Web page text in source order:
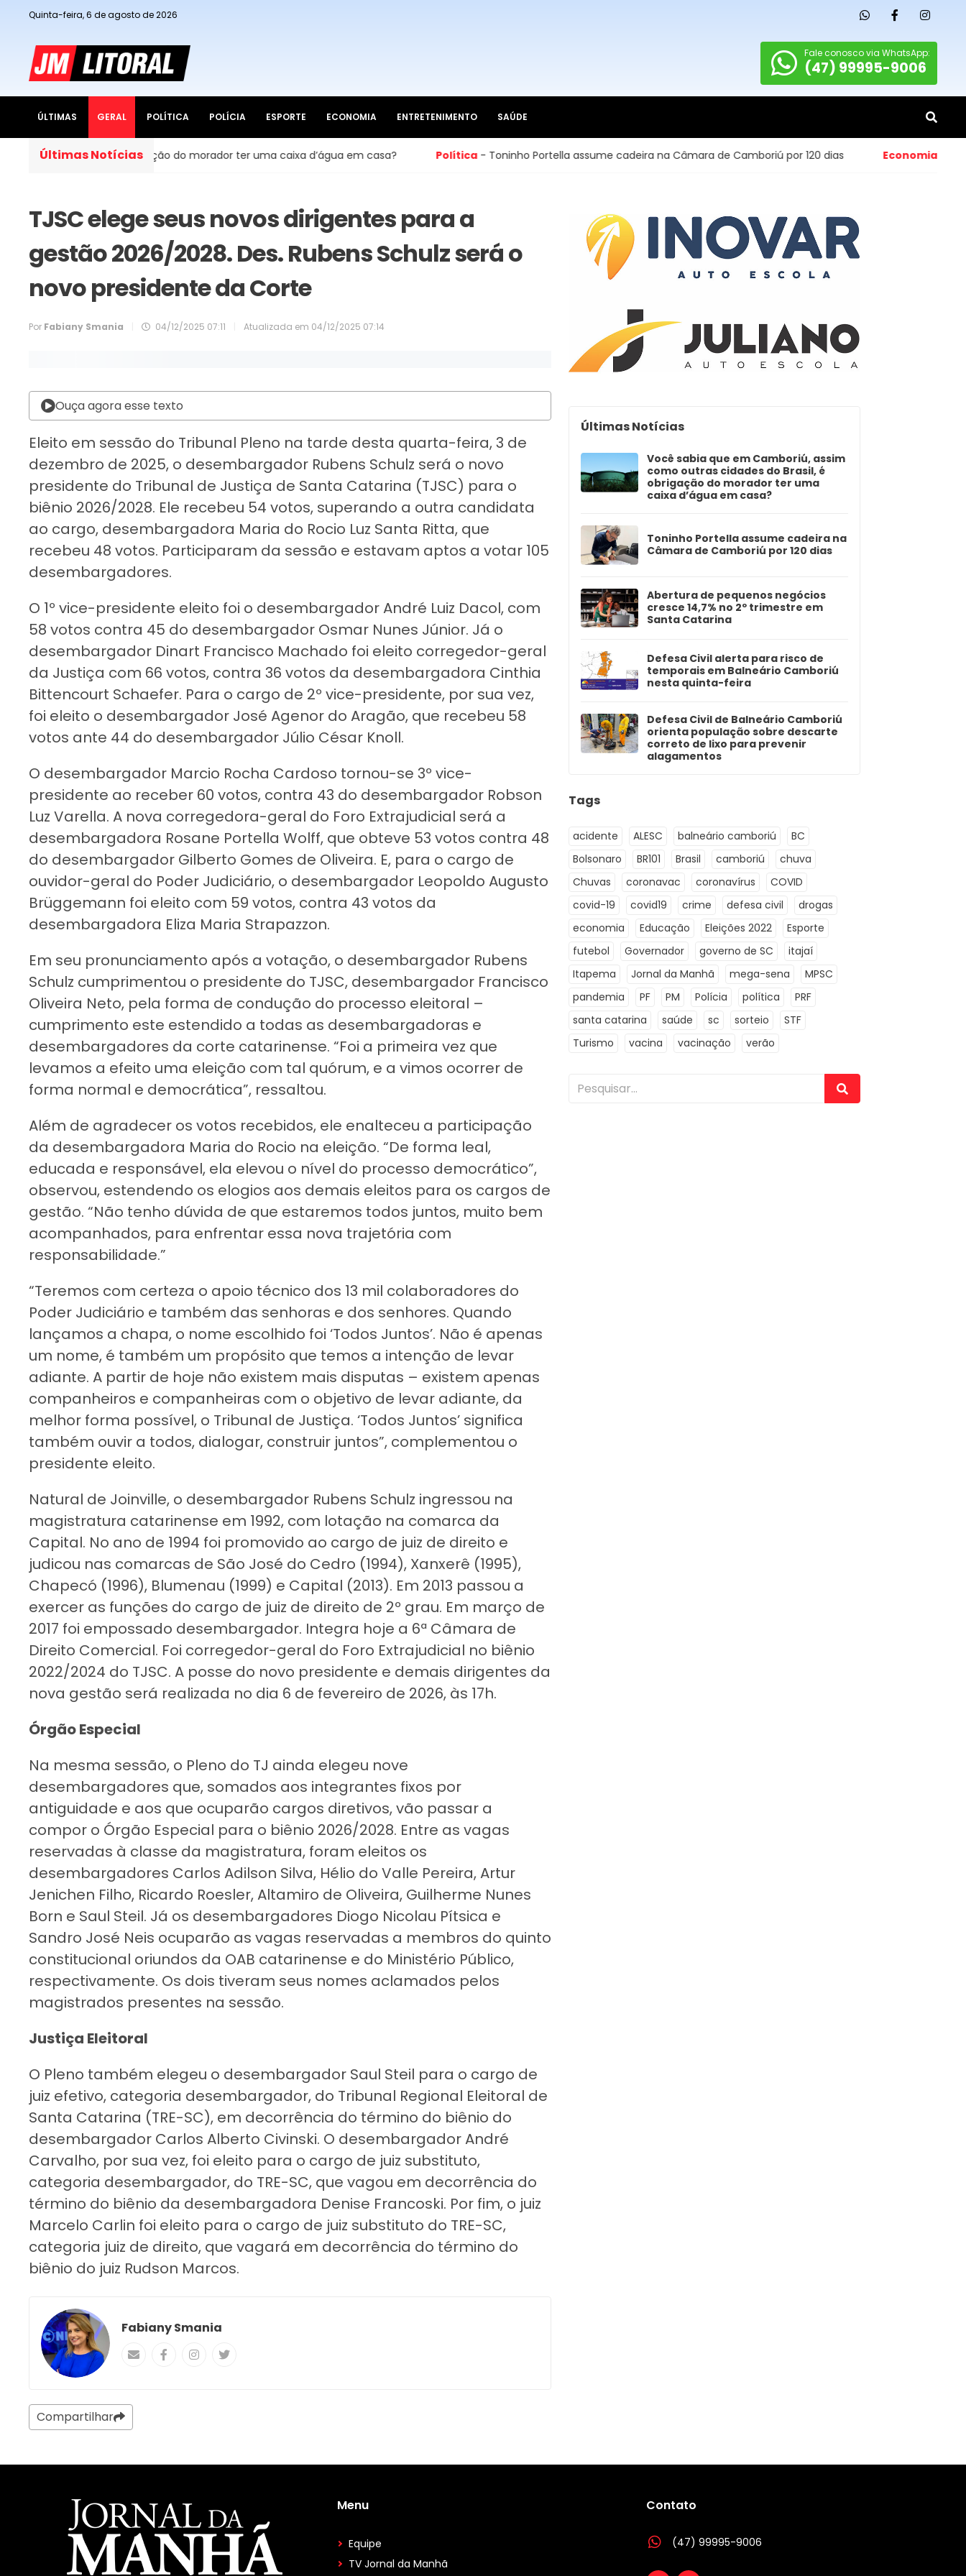
Quinta-feira, 6 de agosto de 2026
Fale conosco via WhatsApp:
(47) 99995-9006
ÚLTIMAS GERAL POLÍTICA POLÍCIA ESPORTE ECONOMIA ENTRETENIMENTO SAÚDE
Últimas Notícias
é obrigação do morador ter uma caixa d’água em casa? Política - Toninho Portella assume cadeira na Câmara de Camboriú por 120 dias Economia - Abertura de
TJSC elege seus novos dirigentes para a
gestão 2026/2028. Des. Rubens Schulz será o
novo presidente da Corte
Por Fabiany Smania 04/12/2025 07:11 Atualizada em 04/12/2025 07:14
Ouça agora esse texto
Eleito em sessão do Tribunal Pleno na tarde desta quarta-feira, 3 de
dezembro de 2025, o desembargador Rubens Schulz será o novo
presidente do Tribunal de Justiça de Santa Catarina (TJSC) para o
biênio 2026/2028. Ele recebeu 54 votos, superando a outra candidata
ao cargo, desembargadora Maria do Rocio Luz Santa Ritta, que
recebeu 48 votos. Participaram da sessão e estavam aptos a votar 105
desembargadores.
O 1º vice-presidente eleito foi o desembargador André Luiz Dacol, com
58 votos contra 45 do desembargador Osmar Nunes Júnior. Já o
desembargador Dinart Francisco Machado foi eleito corregedor-geral
da Justiça com 66 votos, contra 36 votos da desembargadora Cinthia
Bittencourt Schaefer. Para o cargo de 2º vice-presidente, por sua vez,
foi eleito o desembargador José Agenor do Aragão, que recebeu 58
votos ante 44 do desembargador Júlio César Knoll.
O desembargador Marcio Rocha Cardoso tornou-se 3º vice-
presidente ao receber 60 votos, contra 43 do desembargador Robson
Luz Varella. A nova corregedora-geral do Foro Extrajudicial será a
desembargadora Rosane Portella Wolff, que obteve 53 votos contra 48
do desembargador Gilberto Gomes de Oliveira. E, para o cargo de
ouvidor-geral do Poder Judiciário, o desembargador Leopoldo Augusto
Brüggemann foi eleito com 59 votos, contra 43 votos da
desembargadora Eliza Maria Strapazzon.
Em seu pronunciamento após a votação, o desembargador Rubens
Schulz cumprimentou o presidente do TJSC, desembargador Francisco
Oliveira Neto, pela forma de condução do processo eleitoral –
cumprimento este estendido a todas as desembargadoras e
desembargadores da corte catarinense. “Foi a primeira vez que
levamos a efeito uma eleição com tal quórum, e a vimos ocorrer de
forma normal e democrática”, ressaltou.
Além de agradecer os votos recebidos, ele enalteceu a participação
da desembargadora Maria do Rocio na eleição. “De forma leal,
educada e responsável, ela elevou o nível do processo democrático”,
observou, estendendo os elogios aos demais eleitos para os cargos de
gestão. “Não tenho dúvida de que estaremos todos juntos, muito bem
acompanhados, para enfrentar essa nova trajetória com
responsabilidade.”
“Teremos com certeza o apoio técnico dos 13 mil colaboradores do
Poder Judiciário e também das senhoras e dos senhores. Quando
lançamos a chapa, o nome escolhido foi ‘Todos Juntos’. Não é apenas
um nome, é também um propósito que temos a intenção de levar
adiante. A partir de hoje não existem mais disputas – existem apenas
companheiros e companheiras com o objetivo de levar adiante, da
melhor forma possível, o Tribunal de Justiça. ‘Todos Juntos’ significa
também ouvir a todos, dialogar, construir juntos”, complementou o
presidente eleito.
Natural de Joinville, o desembargador Rubens Schulz ingressou na
magistratura catarinense em 1992, com lotação na comarca da
Capital. No ano de 1994 foi promovido ao cargo de juiz de direito e
judicou nas comarcas de São José do Cedro (1994), Xanxerê (1995),
Chapecó (1996), Blumenau (1999) e Capital (2013). Em 2013 passou a
exercer as funções do cargo de juiz de direito de 2º grau. Em março de
2017 foi empossado desembargador. Integra hoje a 6ª Câmara de
Direito Comercial. Foi corregedor-geral do Foro Extrajudicial no biênio
2022/2024 do TJSC. A posse do novo presidente e demais dirigentes da
nova gestão será realizada no dia 6 de fevereiro de 2026, às 17h.
Órgão Especial
Na mesma sessão, o Pleno do TJ ainda elegeu nove
desembargadores que, somados aos integrantes fixos por
antiguidade e aos que ocuparão cargos diretivos, vão passar a
compor o Órgão Especial para o biênio 2026/2028. Entre as vagas
reservadas à classe da magistratura, foram eleitos os
desembargadores Carlos Adilson Silva, Hélio do Valle Pereira, Artur
Jenichen Filho, Ricardo Roesler, Altamiro de Oliveira, Guilherme Nunes
Born e Saul Steil. Já os desembargadores Diogo Nicolau Pítsica e
Sandro José Neis ocuparão as vagas reservadas a membros do quinto
constitucional oriundos da OAB catarinense e do Ministério Público,
respectivamente. Os dois tiveram seus nomes aclamados pelos
magistrados presentes na sessão.
Justiça Eleitoral
O Pleno também elegeu o desembargador Saul Steil para o cargo de
juiz efetivo, categoria desembargador, do Tribunal Regional Eleitoral de
Santa Catarina (TRE-SC), em decorrência do término do biênio do
desembargador Carlos Alberto Civinski. O desembargador André
Carvalho, por sua vez, foi eleito para o cargo de juiz substituto,
categoria desembargador, do TRE-SC, que vagou em decorrência do
término do biênio da desembargadora Denise Francoski. Por fim, o juiz
Marcelo Carlin foi eleito para o cargo de juiz substituto do TRE-SC,
categoria juiz de direito, que vagará em decorrência do término do
biênio do juiz Rudson Marcos.
Fabiany Smania
Compartilhar
Últimas Notícias
Você sabia que em Camboriú, assim
como outras cidades do Brasil, é
obrigação do morador ter uma
caixa d’água em casa?
Toninho Portella assume cadeira na
Câmara de Camboriú por 120 dias
Abertura de pequenos negócios
cresce 14,7% no 2º trimestre em
Santa Catarina
Defesa Civil alerta para risco de
temporais em Balneário Camboriú
nesta quinta-feira
Defesa Civil de Balneário Camboriú
orienta população sobre descarte
correto de lixo para prevenir
alagamentos
Tags
acidente ALESC balneário camboriú
BC
Bolsonaro
BR101 Brasil camboriú
chuva
Chuvas
coronavac coronavírus
COVID
covid-19
covid19 crime defesa civil
drogas
economia
Educação Eleições 2022
Esporte
futebol
Governador governo de SC
itajaí
Itapema
Jornal da Manhã mega-sena
MPSC
pandemia
PF PM Polícia política
PRF
santa catarina
saúde sc sorteio
STF
Turismo
vacina vacinação verão
Menu
Equipe
TV Jornal da Manhã
Contato
(47) 99995-9006